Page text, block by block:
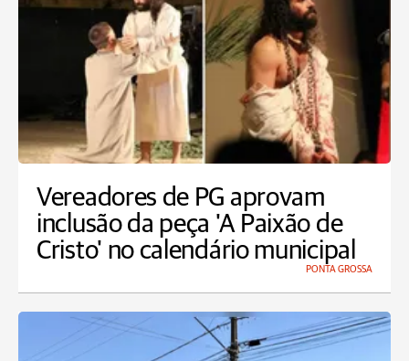
Vereadores de PG aprovam
inclusão da peça 'A Paixão de
Cristo' no calendário municipal
PONTA GROSSA